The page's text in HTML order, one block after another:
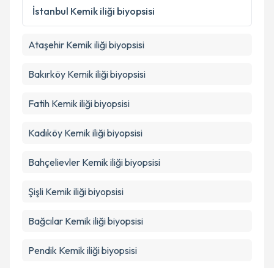
Metni
'ni okudum ve kişisel verilerimin belirtilen
kapsamda işlenmesini kabul ediyorum.
İstanbul Kemik iliği biyopsisi
Ataşehir Kemik iliği biyopsisi
Bakırköy Kemik iliği biyopsisi
Fatih Kemik iliği biyopsisi
Kadıköy Kemik iliği biyopsisi
Bahçelievler Kemik iliği biyopsisi
Şişli Kemik iliği biyopsisi
Bağcılar Kemik iliği biyopsisi
Pendik Kemik iliği biyopsisi